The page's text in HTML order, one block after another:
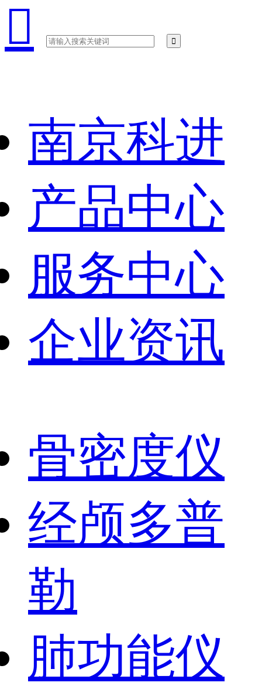

南京科进
产品中心
服务中心
企业资讯
骨密度仪
经颅多普
勒
肺功能仪